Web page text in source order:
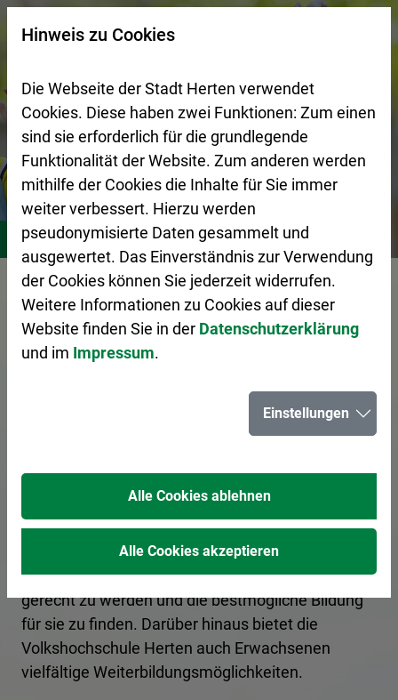
Zur Startseite (Schnelltaste 0)
Zum Seitenanfang springen (Schnelltaste A)
Zur Navigation/Menü springen (Schnelltaste M)
Zur Suche springen (Schnelltaste 8)
Zum Inhalt springen (Schnelltaste I)
Zum Fußbereich springen (Schnelltaste Z)
Stadtleben Bildung
Vorlesen
Schulen in Herten
Bürgerinnen und Bürger optimal auf ihre Zukunft
vor. Eltern haben die Möglichkeit, sich über die
verschiedenen Schulformen von Grundschulen bis
zu weiterführenden Schulen zu informieren, um
den individuellen Bedürfnissen ihrer Kinder
gerecht zu werden und die bestmögliche Bildung
für sie zu finden. Darüber hinaus bietet die
Volkshochschule Herten auch Erwachsenen
vielfältige Weiterbildungsmöglichkeiten.
Suchseite mit Schnellsuche
Hinweis zu Cookies
Die Webseite der Stadt Herten verwendet
Cookies. Diese haben zwei Funktionen: Zum einen
sind sie erforderlich für die grundlegende
Funktionalität der Website. Zum anderen werden
mithilfe der Cookies die Inhalte für Sie immer
weiter verbessert. Hierzu werden
pseudonymisierte Daten gesammelt und
ausgewertet. Das Einverständnis zur Verwendung
der Cookies können Sie jederzeit widerrufen.
Weitere Informationen zu Cookies auf dieser
Website finden Sie in der Datenschutzerklärung
und im Impressum.
Einstellungen
Alle Cookies ablehnen
Alle Cookies akzeptieren